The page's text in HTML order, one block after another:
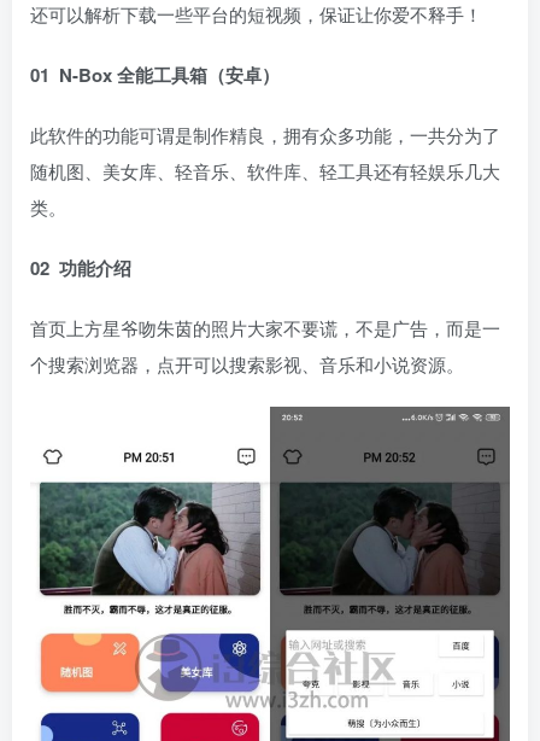
还可以解析下载一些平台的短视频，保证让你爱不释手！
01 N-Box 全能工具箱（安卓）
此软件的功能可谓是制作精良，拥有众多功能，一共分为了
随机图、美女库、轻音乐、软件库、轻工具还有轻娱乐几大
类。​
02 功能介绍
首页上方星爷吻朱茵的照片大家不要谎，不是广告，而是一
个搜索浏览器，点开可以搜索影视、音乐和小说资源。